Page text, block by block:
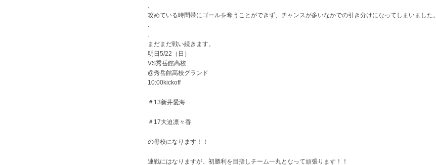
.
攻めている時間帯にゴールを奪うことができず、チャンスが多いなかでの引き分けになってしまいました。
.
.
まだまだ戦い続きます。
明日5/22（日）
VS秀岳館高校
@秀岳館高校グランド
10:00kickoff
＃13新井愛海
＃17大迫凛々香
の母校になります！！
連戦にはなりますが、初勝利を目指しチーム一丸となって頑張ります！！